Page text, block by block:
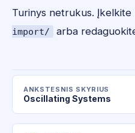
Turinys netrukus.
import/
arba
ANKSTESNIS SKYRIUS
Oscillating Systems